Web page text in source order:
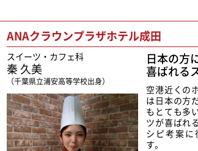
ANAクラウンプラザホテル成田
スイーツ・カフェ科
秦 久美
（千葉県立浦安高等学校出身）
日本の方
喜ばれる
空港近くの
は日本の方
もとても多
ツが喜ばれ
シピ考案に
す。